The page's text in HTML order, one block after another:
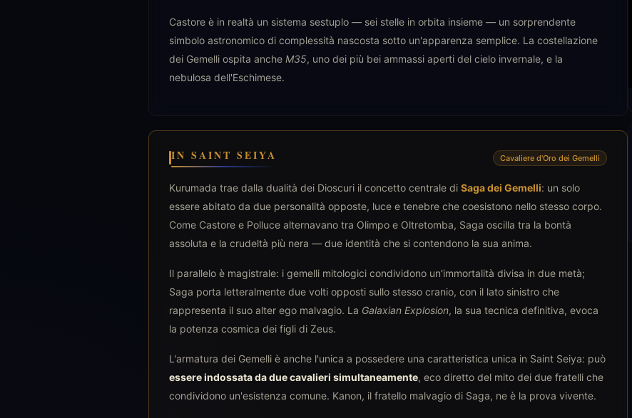
Castore è in realtà un sistema sestuplo — sei stelle in orbita insieme — un sorprendente
simbolo astronomico di complessità nascosta sotto un'apparenza semplice. La costellazione
dei Gemelli ospita anche M35, uno dei più bei ammassi aperti del cielo invernale, e la
nebulosa dell'Eschimese.
IN SAINT SEIYA Cavaliere d'Oro dei Gemelli
Kurumada trae dalla dualità dei Dioscuri il concetto centrale di Saga dei Gemelli: un solo
essere abitato da due personalità opposte, luce e tenebre che coesistono nello stesso corpo.
Come Castore e Polluce alternavano tra Olimpo e Oltretomba, Saga oscilla tra la bontà
assoluta e la crudeltà più nera — due identità che si contendono la sua anima.
Il parallelo è magistrale: i gemelli mitologici condividono un'immortalità divisa in due metà;
Saga porta letteralmente due volti opposti sullo stesso cranio, con il lato sinistro che
rappresenta il suo alter ego malvagio. La Galaxian Explosion, la sua tecnica definitiva, evoca
la potenza cosmica dei figli di Zeus.
L'armatura dei Gemelli è anche l'unica a possedere una caratteristica unica in Saint Seiya: può
essere indossata da due cavalieri simultaneamente, eco diretto del mito dei due fratelli che
condividono un'esistenza comune. Kanon, il fratello malvagio di Saga, ne è la prova vivente.